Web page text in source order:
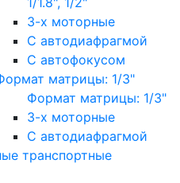
3-х моторные
С автодиафрагмой
С автофокусом
матрицы: 1/3"
Формат матрицы: 1/3"
3-х моторные
С автодиафрагмой
транспортные